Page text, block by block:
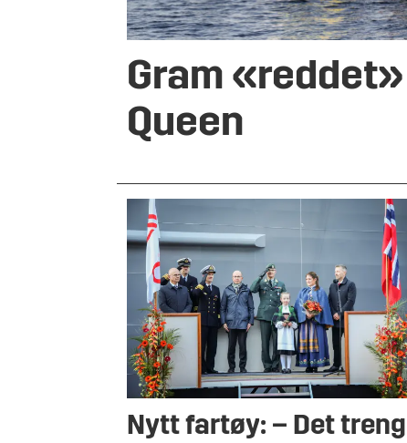
Gram «reddet»
Queen
Nytt fartøy: – Det